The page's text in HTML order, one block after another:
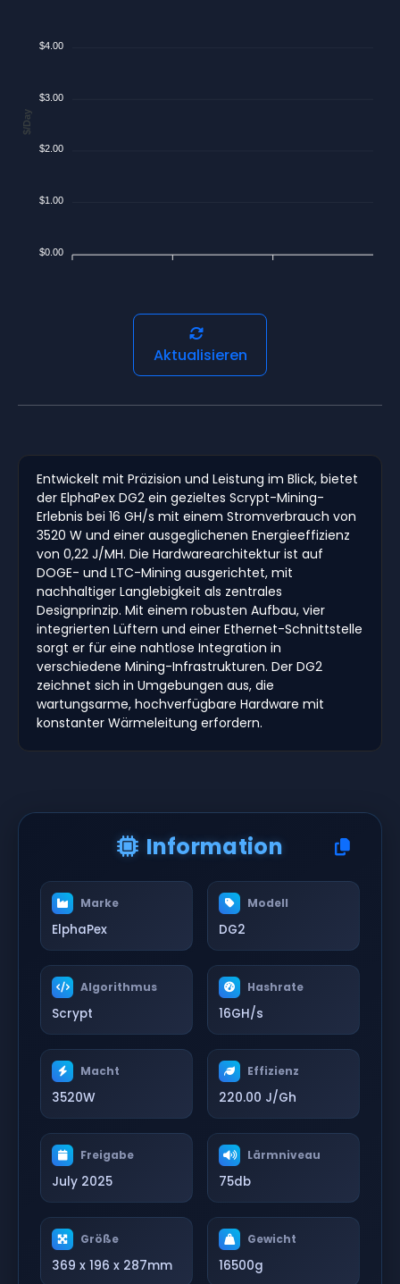
$4.00
$3.00
$2.00
$1.00
$0.00
$/Day
Aktualisieren
Entwickelt mit Präzision und Leistung im Blick, bietet
der ElphaPex DG2 ein gezieltes Scrypt-Mining-
Erlebnis bei 16 GH/s mit einem Stromverbrauch von
3520 W und einer ausgeglichenen Energieeffizienz
von 0,22 J/MH. Die Hardwarearchitektur ist auf
DOGE- und LTC-Mining ausgerichtet, mit
nachhaltiger Langlebigkeit als zentrales
Designprinzip. Mit einem robusten Aufbau, vier
integrierten Lüftern und einer Ethernet-Schnittstelle
sorgt er für eine nahtlose Integration in
verschiedene Mining-Infrastrukturen. Der DG2
zeichnet sich in Umgebungen aus, die
wartungsarme, hochverfügbare Hardware mit
konstanter Wärmeleitung erfordern.
Information
Marke
ElphaPex
Modell
DG2
Algorithmus
Scrypt
Hashrate
16GH/s
Macht
3520W
Effizienz
220.00 J/Gh
Freigabe
July 2025
Lärmniveau
75db
Größe
369 x 196 x 287mm
Gewicht
16500g